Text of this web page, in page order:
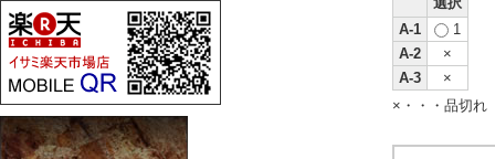
A-1
1
A-2
×
A-3
×
×・・・品切れ